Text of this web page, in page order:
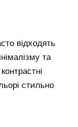
відходять
та
стильно